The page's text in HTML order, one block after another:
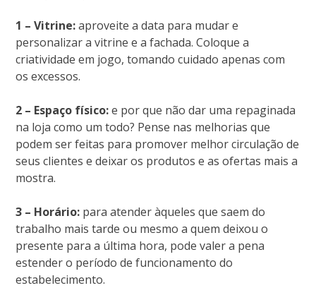
1 – Vitrine:aproveite a data para mudar e
personalizar a vitrine e a fachada. Coloque a
criatividade em jogo, tomando cuidado apenas com
os excessos.
2 – Espaço físico:e por que não dar uma repaginada
na loja como um todo? Pense nas melhorias que
podem ser feitas para promover melhor circulação de
seus clientes e deixar os produtos e as ofertas mais a
mostra.
3 – Horário: para atender àqueles que saem do
trabalho mais tarde ou mesmo a quem deixou o
presente para a última hora, pode valer a pena
estender o período de funcionamento do
estabelecimento.